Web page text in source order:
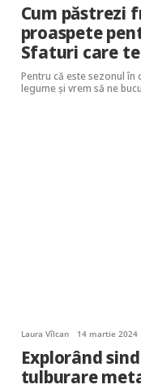
Cum păstrezi
proaspete
Sfaturi care
Pentru că este sezonul în
legume și vrem să ne
Laura Vîlcan 14 martie 2024
Explorând
tulburare